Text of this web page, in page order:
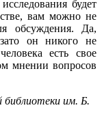
будет
вам можно не
обсуждения. Да,
он никого не
есть свое
мнении вопросов
им. Б.